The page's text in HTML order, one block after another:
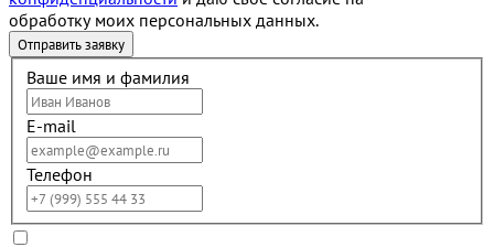
обработку моих персональных данных.
Ваше имя и фамилия
E-mail
Телефон